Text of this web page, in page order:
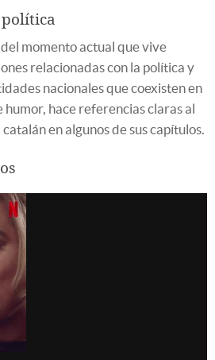
política
momento actual que vive
relacionadas con la política y
nacionales que coexisten en
humor, hace referencias claras al
en algunos de sus capítulos.